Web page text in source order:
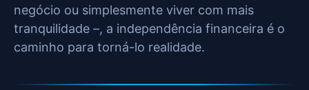
negócio ou simplesmente viver com mais
tranquilidade –, a independência financeira é o
caminho para torná-lo realidade.